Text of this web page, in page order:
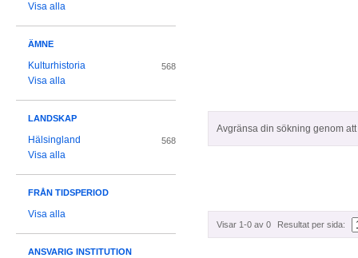
Avgränsa din sökning genom
Visar 1-0 av 0 Resultat per sida:
Visa alla
ÄMNE
Kulturhistoria 568
Visa alla
LANDSKAP
Hälsingland 568
Visa alla
FRÅN TIDSPERIOD
Visa alla
ANSVARIG INSTITUTION